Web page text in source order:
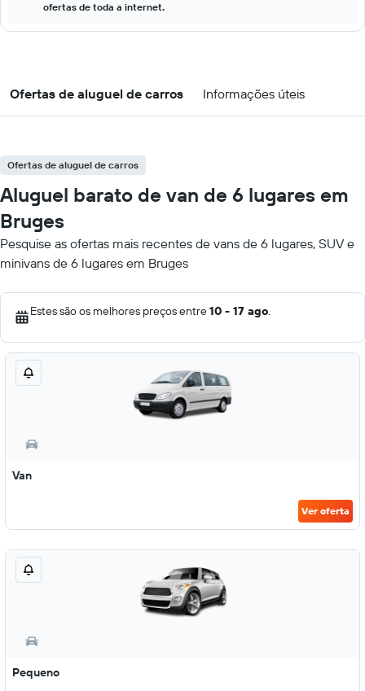
ofertas de toda a internet.
Ofertas de aluguel de carros Informações úteis
Ofertas de aluguel de carros
Aluguel barato de van de 6 lugares em
Bruges
Pesquise as ofertas mais recentes de vans de 6 lugares, SUV e
minivans de 6 lugares em Bruges
Estes são os melhores preços entre10 - 17 ago.
Van
Ver oferta
Pequeno